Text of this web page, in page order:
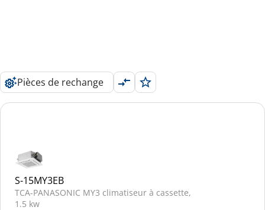
Pièces de rechange
S-15MY3EB
TCA-PANASONIC MY3 climatiseur à cassette,
1.5 kw